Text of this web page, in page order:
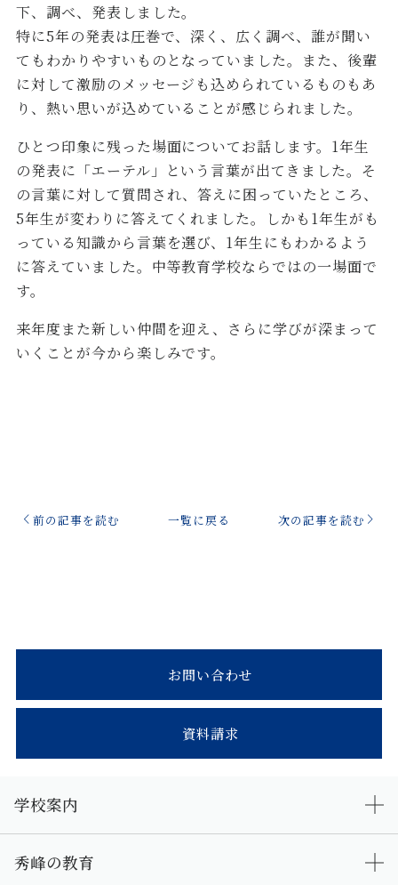
下、調べ、発表しました。
特に5年の発表は圧巻で、深く、広く調べ、誰が聞い
てもわかりやすいものとなっていました。また、後輩
に対して激励のメッセージも込められているものもあ
り、熱い思いが込めていることが感じられました。
ひとつ印象に残った場面についてお話します。1年生
の発表に「エーテル」という言葉が出てきました。そ
の言葉に対して質問され、答えに困っていたところ、
5年生が変わりに答えてくれました。しかも1年生がも
っている知識から言葉を選び、1年生にもわかるよう
に答えていました。中等教育学校ならではの一場面で
す。
来年度また新しい仲間を迎え、さらに学びが深まって
いくことが今から楽しみです。
前の記事を読む 一覧に戻る 次の記事を読む
お問い合わせ
資料請求
学校案内
秀峰の教育